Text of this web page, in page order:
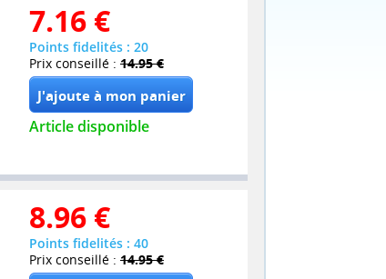
7.16 €
Points fidelités : 20
Prix conseillé : 14.95 €
Article disponible
8.96 €
Points fidelités : 40
Prix conseillé : 14.95 €